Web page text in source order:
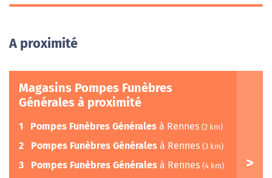
A proximité
Magasins Pompes Funèbres
Générales à proximité
1 Pompes Funèbres Générales à Rennes (2 km)
2 Pompes Funèbres Générales à Rennes (3 km)
3 Pompes Funèbres Générales à Rennes (4 km)